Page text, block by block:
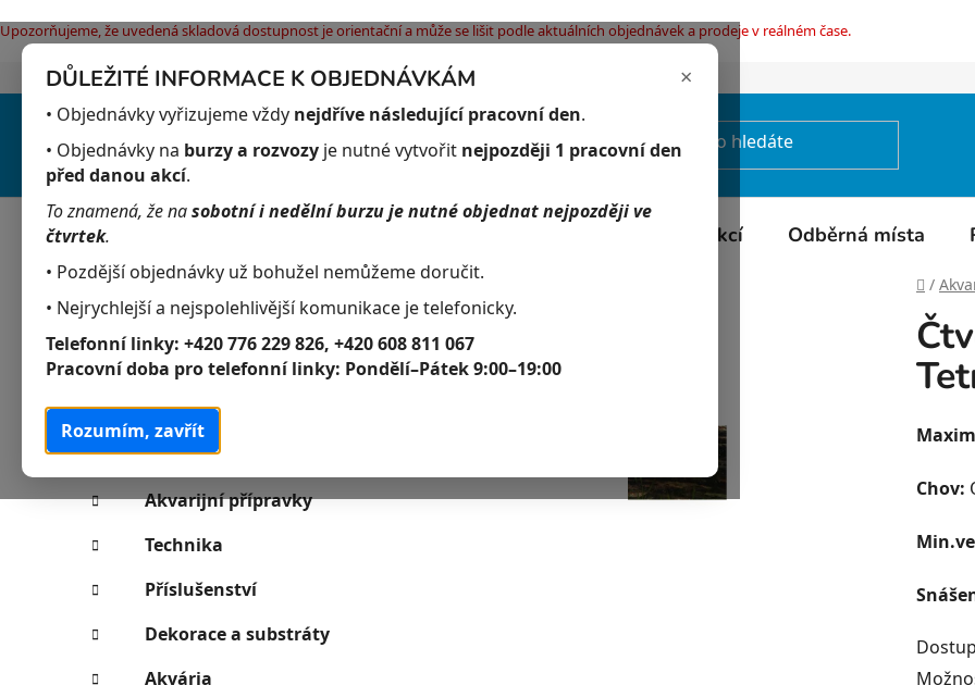
×
DŮLEŽITÉ INFORMACE K OBJEDNÁVKÁM
• Objednávky vyřizujeme vždy nejdříve následující pracovní den.
• Objednávky na burzy a rozvozy je nutné vytvořit nejpozději 1 pracovní den
před danou akcí.
To znamená, že nasobotní i nedělní burzu je nutné objednat nejpozději ve
čtvrtek.
• Pozdější objednávky už bohužel nemůžeme doručit.
• Nejrychlejší a nejspolehlivější komunikace je telefonicky.
Telefonní linky: +420 776 229 826, +420 608 811 067
Pracovní doba pro telefonní linky: Pondělí–Pátek 9:00–19:00
Rozumím, zavřít
Upozorňujeme, že uvedená skladová dostupnost je orientační a může se lišit podle aktuálních objednávek a prodeje v reálném čase.
Přejít
obsah
Jak nakupovat Obchodní podmínky Podmínky ochrany osobních údajů
Kalendář akcí Odběrná místa
Domů
/
P
o
s
r
a
n
n
í
p
a
e
l
Přeskočit
K
a
t
e
g
o
r
i
e
Akvaristika
Akvarijní živočichové
Akvarijní rostliny
Krmivo
Akvarijní přípravky
Technika
Příslušenství
Dekorace a substráty
Akvária
Chov: